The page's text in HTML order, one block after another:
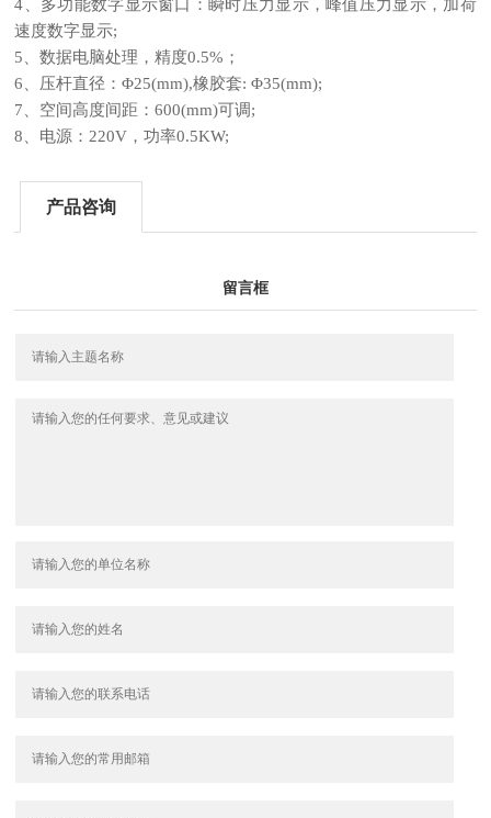
4、多功能数字显示窗口：瞬时压力显示，峰值压力显示，加荷
速度数字显示;
5、数据电脑处理，精度0.5%；
6、压杆直径：Φ25(mm),橡胶套: Φ35(mm);
7、空间高度间距：600(mm)可调;
8、电源：220V，功率0.5KW;
产品咨询
留言框